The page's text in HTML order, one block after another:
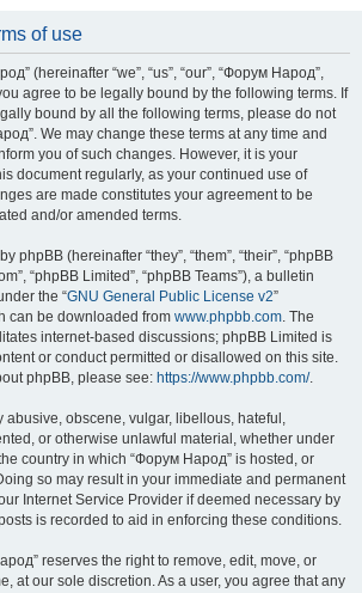
of use
(hereinafter “we”, “us”, “our”, “Форум Народ”,
agree to be legally bound by the following terms. If
bound by all the following terms, please do not
We may change these terms at any time and
you of such changes. However, it is your
document regularly, as your continued use of
are made constitutes your agreement to be
and/or amended terms.
phpBB (hereinafter “they”, “them”, “their”, “phpBB
“phpBB Limited”, “phpBB Teams”), a bulletin
the “GNU General Public License v2”
can be downloaded from www.phpbb.com. The
internet-based discussions; phpBB Limited is
or conduct permitted or disallowed on this site.
phpBB, please see: https://www.phpbb.com/.
abusive, obscene, vulgar, libellous, hateful,
or otherwise unlawful material, whether under
country in which “Форум Народ” is hosted, or
so may result in your immediate and permanent
Internet Service Provider if deemed necessary by
is recorded to aid in enforcing these conditions.
reserves the right to remove, edit, move, or
at our sole discretion. As a user, you agree that any